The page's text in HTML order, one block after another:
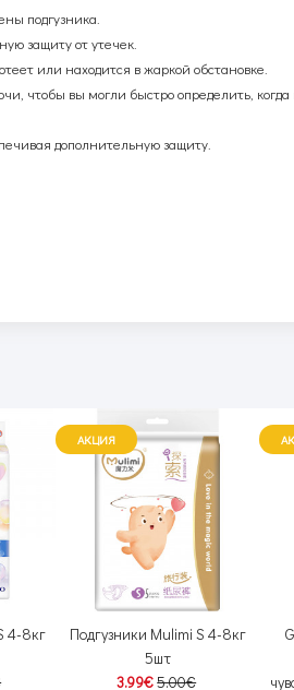
подгузника.
защиту от утечек.
или находится в жаркой обстановке.
чтобы вы могли быстро определить,
дополнительную защиту.
4-8кг
АКЦИЯ
Подгузники Mulimi S 4-8кг
5шт
3.99€5.00€